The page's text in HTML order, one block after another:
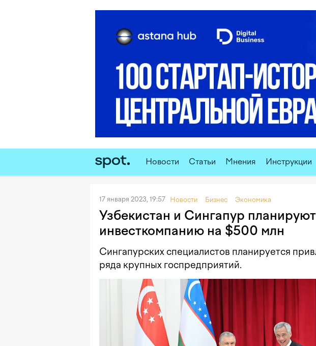
Новости Статьи Мнения Инструкции
17 января 2023, 19:57 Новости Бизнес Экономика
Узбекистан и Сингапур
инвесткомпанию на $500 млн
Сингапурских специалистов планируется
ряда крупных госпредприятий.